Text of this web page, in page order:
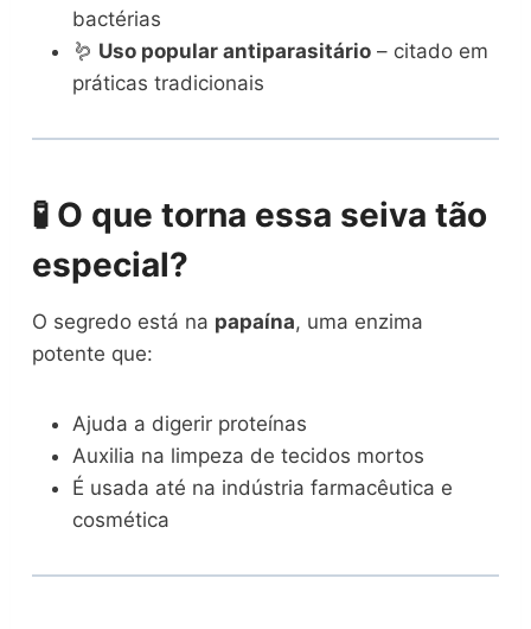
bactérias
🪱 Uso popular antiparasitário – citado em
práticas tradicionais
🧪 O que torna essa seiva tão
especial?
O segredo está na papaína, uma enzima
potente que:
Ajuda a digerir proteínas
Auxilia na limpeza de tecidos mortos
É usada até na indústria farmacêutica e
cosmética